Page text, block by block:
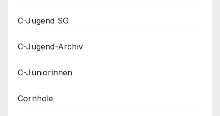
C-Jugend SG
C-Jugend-Archiv
C-Juniorinnen
Cornhole